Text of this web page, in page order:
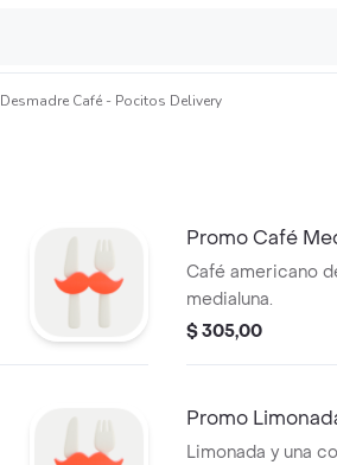
Desmadre Café - Pocitos Delivery
Promo Café
Café americano
medialuna.
$ 305,00
Promo
Limonada y una